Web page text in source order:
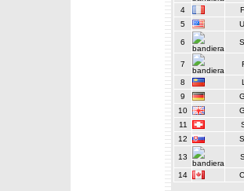
4
5
6
7
8
9
10
11
12
13
14